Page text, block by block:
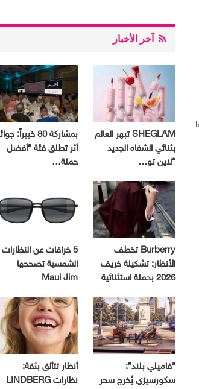
آخر الأخبار
SHEGLAM تبهر العالم
بثنائي الشفاه الجديد
“لاين تو…
بمشاركة 80 خبيراً:
أثر تطلق فئة “أفضل
حملة…
Burberry تخطف
الأنظار: تشكيلة خريف
2026 بحملة استثنائية
5 خرافات عن النظارات
الشمسية تصححها
Maui Jim
“فاميلي بلند”:
سكورسيزي يُخرج سحر
أنظار تتألق بثقة:
نظارات LINDBERG